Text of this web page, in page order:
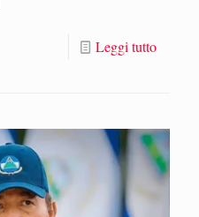
Leggi tutto